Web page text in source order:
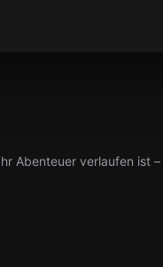
Abenteuer verlaufen ist